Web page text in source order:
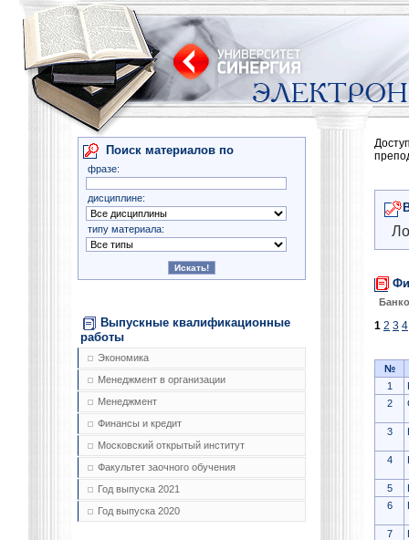
Поиск материалов по
фразе:
дисциплине:
типу материала:
Выпускные квалификационные
работы
Экономика
Менеджмент в организации
Менеджмент
Финансы и кредит
Московский открытый институт
Факультет заочного обучения
Год выпуска 2021
Год выпуска 2020
1 2 3 4
№
1
2
3
4
5
6
7